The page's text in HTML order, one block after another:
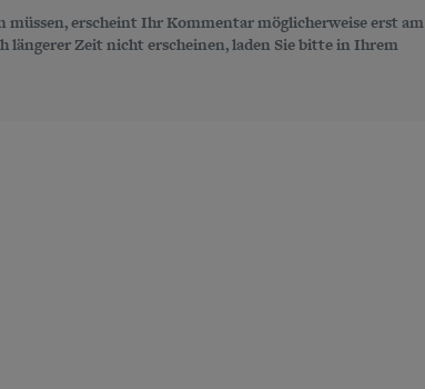
erscheint Ihr Kommentar möglicherweise erst am
längerer Zeit nicht erscheinen, laden Sie bitte in Ihrem